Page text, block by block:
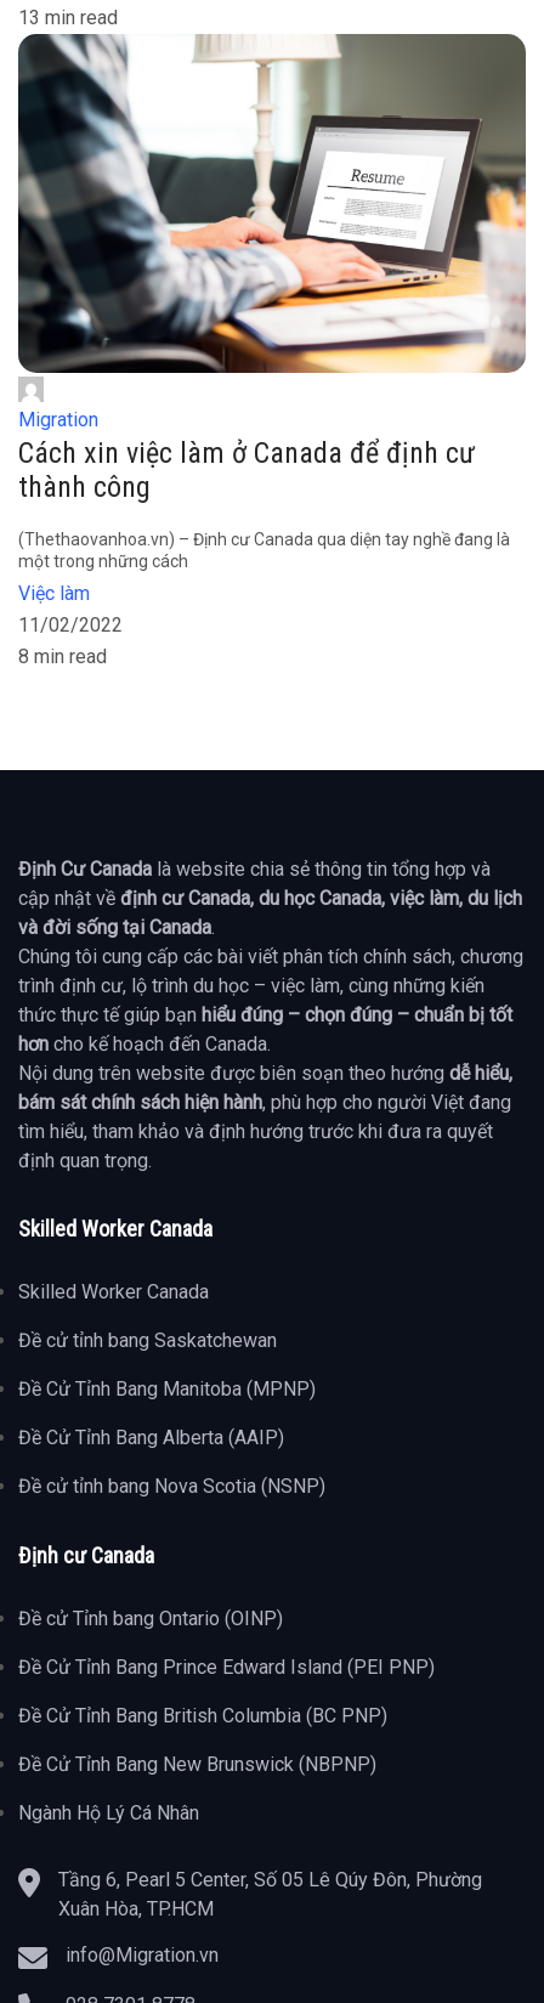
13 min read
Migration
Cách xin việc làm ở Canada để định cư
thành công
(Thethaovanhoa.vn) – Định cư Canada qua diện tay nghề đang là
một trong những cách
Việc làm
11/02/2022
8 min read
Định Cư Canada là website chia sẻ thông tin tổng hợp và
cập nhật về định cư Canada, du học Canada, việc làm, du lịch
và đời sống tại Canada.
Chúng tôi cung cấp các bài viết phân tích chính sách, chương
trình định cư, lộ trình du học – việc làm, cùng những kiến
thức thực tế giúp bạn hiểu đúng – chọn đúng – chuẩn bị tốt
hơn cho kế hoạch đến Canada.
Nội dung trên website được biên soạn theo hướng dễ hiểu,
bám sát chính sách hiện hành, phù hợp cho người Việt đang
tìm hiểu, tham khảo và định hướng trước khi đưa ra quyết
định quan trọng.
Skilled Worker Canada
Skilled Worker Canada
Đề cử tỉnh bang Saskatchewan
Đề Cử Tỉnh Bang Manitoba (MPNP)
Đề Cử Tỉnh Bang Alberta (AAIP)
Đề cử tỉnh bang Nova Scotia (NSNP)
Định cư Canada
Đề cử Tỉnh bang Ontario (OINP)
Đề Cử Tỉnh Bang Prince Edward Island (PEI PNP)
Đề Cử Tỉnh Bang British Columbia (BC PNP)
Đề Cử Tỉnh Bang New Brunswick (NBPNP)
Ngành Hộ Lý Cá Nhân
Tầng 6, Pearl 5 Center, Số 05 Lê Qúy Đôn, Phường
Xuân Hòa, TP.HCM
info@Migration.vn